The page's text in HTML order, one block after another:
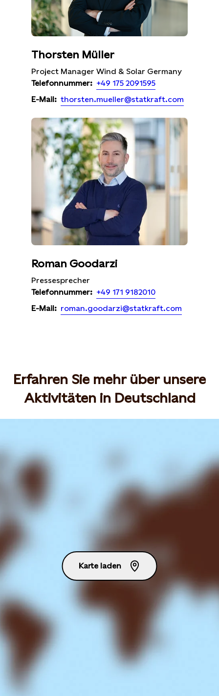
Thorsten Müller
Project Manager Wind & Solar Germany
Telefonnummer: +49 175 2091595
E-Mail: thorsten.mueller@statkraft.com
Roman Goodarzi
Pressesprecher
Telefonnummer: +49 171 9182010
E-Mail: roman.goodarzi@statkraft.com
Erfahren Sie mehr über unsere
Aktivitäten in Deutschland
Karte laden